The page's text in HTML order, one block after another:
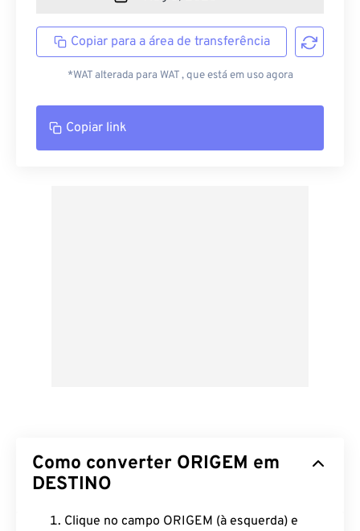
Copiar para a área de transferência
*WAT alterada para WAT , que está em uso agora
Copiar link
Como converter ORIGEM em
DESTINO
Clique no campo ORIGEM (à esquerda) e